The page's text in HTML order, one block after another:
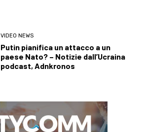
VIDEO NEWS
Putin pianifica un attacco a un
paese Nato? – Notizie dall’Ucraina
podcast, Adnkronos